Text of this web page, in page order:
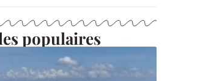
populaires